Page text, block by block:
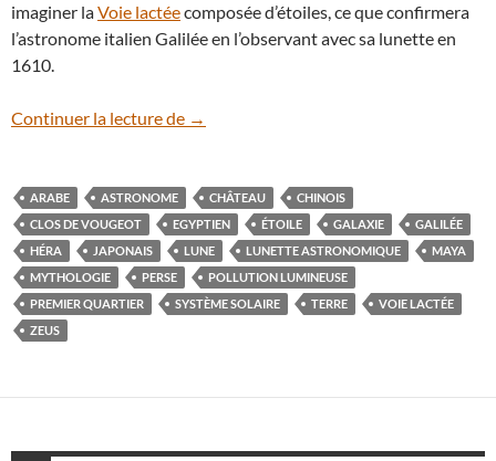
imaginer laVoie lactéecomposée d’étoiles, ce que confirmera
l’astronome italien Galilée en l’observant avec sa lunette en
1610.
Continuer la lecture de La Voie lactée et le château
→
ARABE ASTRONOME CHÂTEAU
CHINOIS
CLOS DE VOUGEOT
EGYPTIEN ÉTOILE GALAXIE
GALILÉE
HÉRA
JAPONAIS LUNE LUNETTE ASTRONOMIQUE
MAYA
MYTHOLOGIE
PERSE
POLLUTION LUMINEUSE
PREMIER QUARTIER
SYSTÈME SOLAIRE TERRE
VOIE LACTÉE
ZEUS